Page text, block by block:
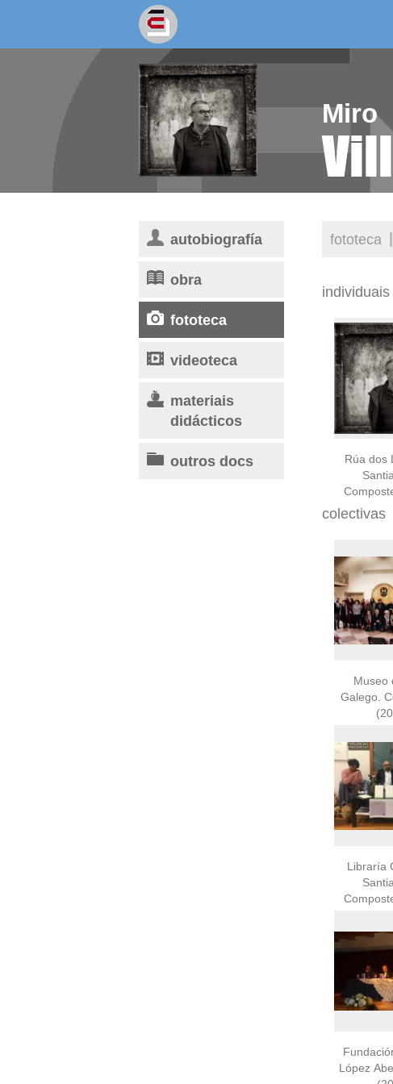
socios/as
Miro
autobiografía
obra
fototeca
videoteca
materiais
didácticos
outros docs
fototeca
individuais
Rúa dos
colectivas
Museo
Galego.
Libraría
López